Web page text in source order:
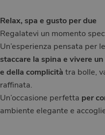
Relax, spa e gusto per due
Regalatevi un momento
Un’esperienza pensata per
staccare la spina e vivere
e della complicità tra bolle,
raffinata.
Un’occasione perfetta per
ambiente elegante e